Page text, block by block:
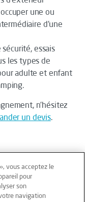
une ou
d'une
essais
les types de
adulte et enfant
n’hésitez
un devis.
générales
vous acceptez le
pour
son
navigation